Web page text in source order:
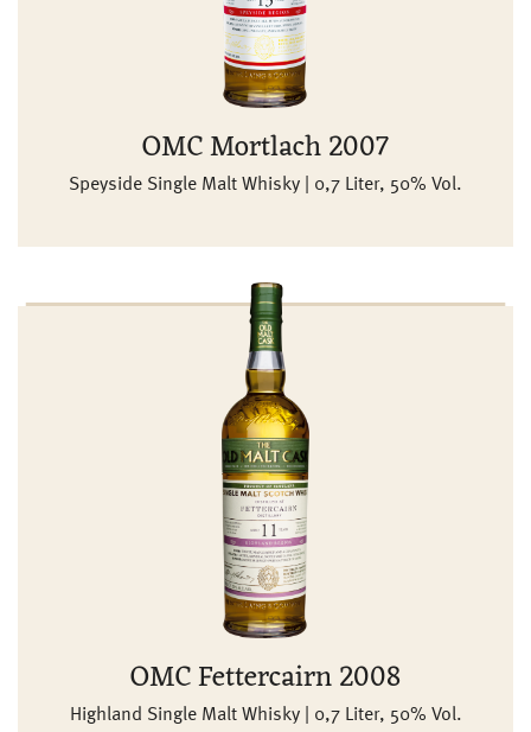
OMC Mortlach 2007
Speyside Single Malt Whisky | 0,7 Liter, 50% Vol.
OMC Fettercairn 2008
Highland Single Malt Whisky | 0,7 Liter, 50% Vol.